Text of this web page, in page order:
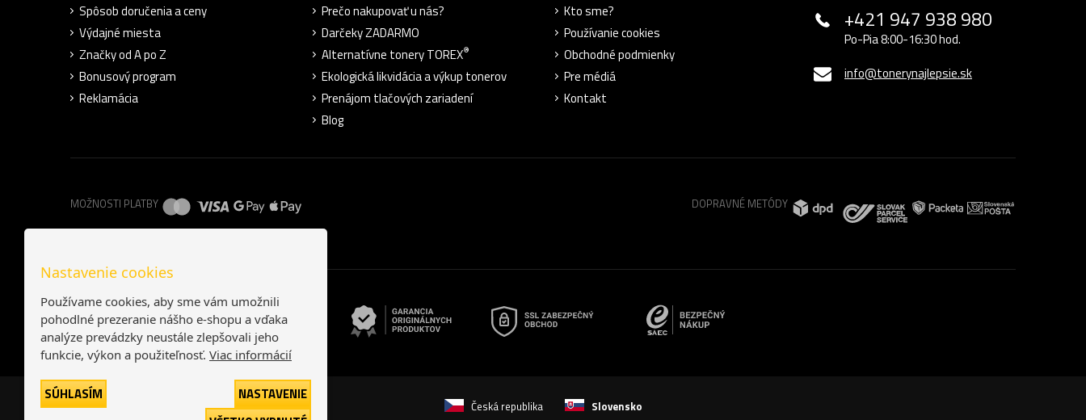
Spôsob doručenia a ceny
Výdajné miesta
Značky od A po Z
Bonusový program
Reklamácia
Prečo nakupovať u nás?
Darčeky ZADARMO
Alternatívne tonery TOREX®
Ekologická likvidácia a výkup tonerov
Prenájom tlačových zariadení
Blog
Kto sme?
Používanie cookies
Obchodné podmienky
Pre médiá
Kontakt
+421 947 938 980
Po-Pia 8:00-16:30 hod.
info@tonerynajlepsie.sk
MOŽNOSTI PLATBY DOPRAVNÉ METÓDY
Česká republika Slovensko
Nastavenie cookies
Používame cookies, aby sme vám umožnili
pohodlné prezeranie nášho e-shopu a vďaka
analýze prevádzky neustále zlepšovali jeho
funkcie, výkon a použiteľnosť. Viac informácií
SÚHLASÍM
NASTAVENIE